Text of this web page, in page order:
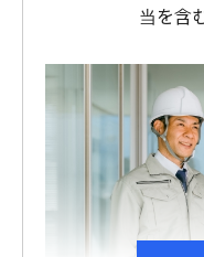
当を含